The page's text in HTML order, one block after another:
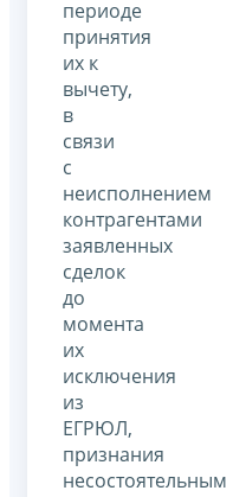
периоде
принятия
их к
вычету,
в
связи
с
неисполнением
контрагентами
заявленных
сделок
до
момента
их
исключения
из
ЕГРЮЛ,
признания
несостоятельным